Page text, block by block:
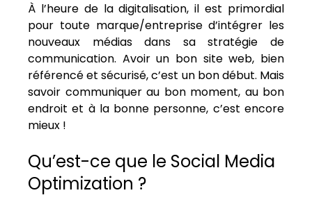
À l’heure de la digitalisation, il est primordial
pour toute marque/entreprise d’intégrer les
nouveaux médias dans sa stratégie de
communication. Avoir un bon site web, bien
référencé et sécurisé, c’est un bon début. Mais
savoir communiquer au bon moment, au bon
endroit et à la bonne personne, c’est encore
mieux !
Qu’est-ce que le Social Media
Optimization ?